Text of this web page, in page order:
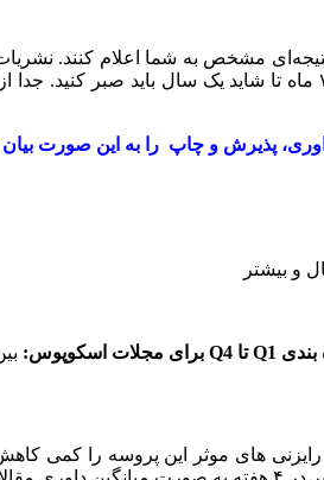
مشخص به شما اعلام کنند.
در نظر می‌گیرند. گاهی خیلی خیلی زود به شما پاسخ داده می‌شود و
پذیرش و چاپ را به این صورت بیان
بندی تا برای مجلات اسکوپوس: بین ۱۵ روز